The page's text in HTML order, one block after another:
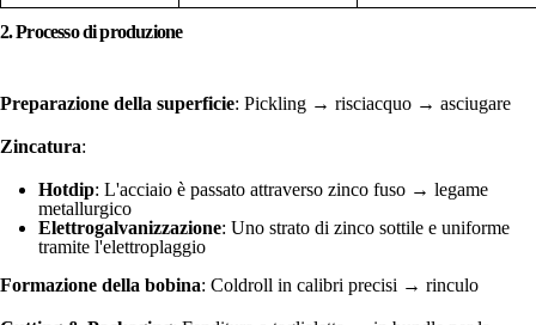
2. Processo di produzione
Preparazione della superficie: Pickling → risciacquo → asciugare
Zincatura:
Hotdip: L'acciaio è passato attraverso zinco fuso → legame
metallurgico
Elettrogalvanizzazione: Uno strato di zinco sottile e uniforme
tramite l'elettroplaggio
Formazione della bobina: Coldroll in calibri precisi → rinculo